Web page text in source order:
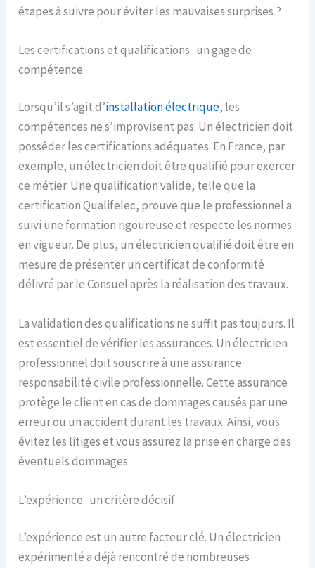
étapes à suivre pour éviter les mauvaises surprises ?
Les certifications et qualifications : un gage de
compétence
Lorsqu’il s’agit d’installation électrique, les
compétences ne s’improvisent pas. Un électricien doit
posséder les certifications adéquates. En France, par
exemple, un électricien doit être qualifié pour exercer
ce métier. Une qualification valide, telle que la
certification Qualifelec, prouve que le professionnel a
suivi une formation rigoureuse et respecte les normes
en vigueur. De plus, un électricien qualifié doit être en
mesure de présenter un certificat de conformité
délivré par le Consuel après la réalisation des travaux.
La validation des qualifications ne suffit pas toujours. Il
est essentiel de vérifier les assurances. Un électricien
professionnel doit souscrire à une assurance
responsabilité civile professionnelle. Cette assurance
protège le client en cas de dommages causés par une
erreur ou un accident durant les travaux. Ainsi, vous
évitez les litiges et vous assurez la prise en charge des
éventuels dommages.
L’expérience : un critère décisif
L’expérience est un autre facteur clé. Un électricien
expérimenté a déjà rencontré de nombreuses